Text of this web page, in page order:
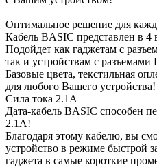
Оптимальное решение для
Кабель BASIC представлен в 4
Подойдет как гаджетам с
так и устройствам с разъемами
Базовые цвета, текстильная
для любого Вашего устройства!
Сила тока 2.1A
Дата-кабель BASIC способен
2.1А!
Благодаря этому кабелю, вы
устройство в режиме быстрой
гаджета в самые короткие